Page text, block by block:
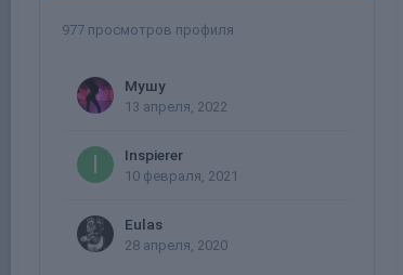
977 просмотров профиля
Мушу
13 апреля, 2022
Inspierer
10 февраля, 2021
Eulas
28 апреля, 2020